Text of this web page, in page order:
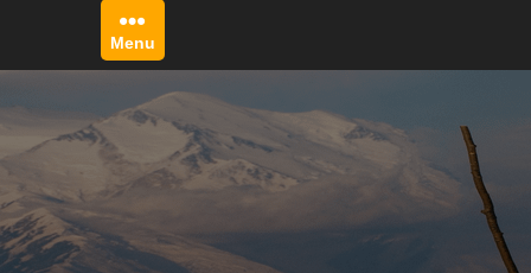
Menu